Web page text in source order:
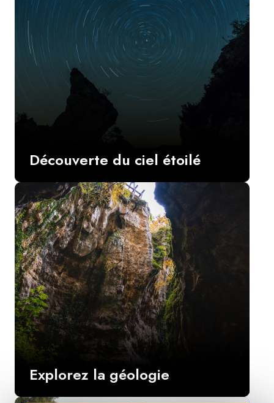
Découverte du ciel étoilé
Explorez la géologie